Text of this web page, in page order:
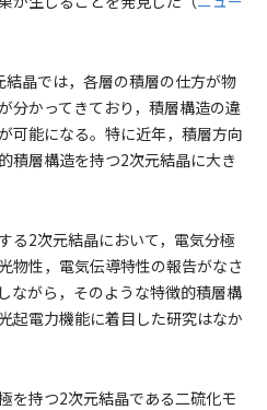
晶では，各層の積層の仕方が物
分かってきており，積層構造の違
可能になる。特に近年，積層方向
積層構造を持つ2次元結晶に大き
る2次元結晶において，電気分極
物性，電気伝導特性の報告がなさ
ながら，そのような特徴的積層構
起電力機能に着目した研究はなか
を持つ2次元結晶である二硫化モ